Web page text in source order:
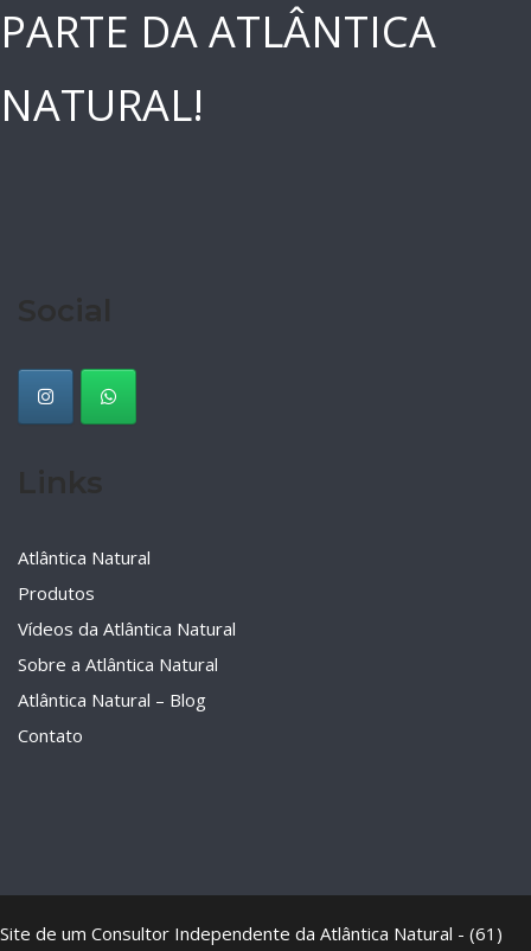
PARTE DA ATLÂNTICA
NATURAL!
Atlântica Natural
Produtos
Vídeos da Atlântica Natural
Sobre a Atlântica Natural
Atlântica Natural – Blog
Contato
Site de um Consultor Independente da Atlântica Natural - (61)